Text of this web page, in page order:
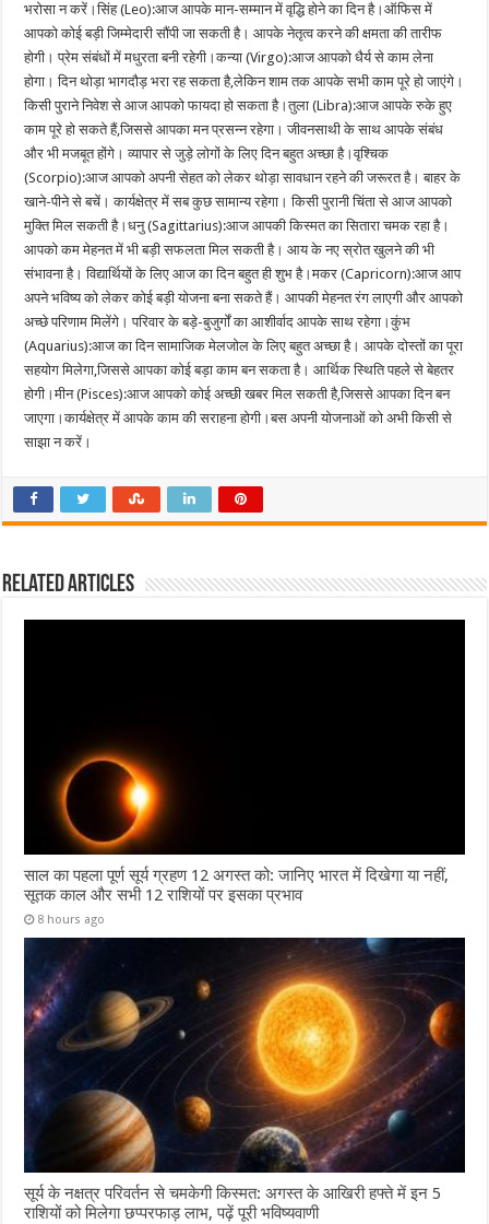
भरोसा न करें।सिंह (Leo):आज आपके मान-सम्मान में वृद्धि होने का दिन है।ऑफिस में
आपको कोई बड़ी जिम्मेदारी सौंपी जा सकती है। आपके नेतृत्व करने की क्षमता की तारीफ
होगी। प्रेम संबंधों में मधुरता बनी रहेगी।कन्या (Virgo):आज आपको धैर्य से काम लेना
होगा। दिन थोड़ा भागदौड़ भरा रह सकता है,लेकिन शाम तक आपके सभी काम पूरे हो जाएंगे।
किसी पुराने निवेश से आज आपको फायदा हो सकता है।तुला (Libra):आज आपके रुके हुए
काम पूरे हो सकते हैं,जिससे आपका मन प्रसन्न रहेगा। जीवनसाथी के साथ आपके संबंध
और भी मजबूत होंगे। व्यापार से जुड़े लोगों के लिए दिन बहुत अच्छा है।वृश्चिक
(Scorpio):आज आपको अपनी सेहत को लेकर थोड़ा सावधान रहने की जरूरत है। बाहर के
खाने-पीने से बचें। कार्यक्षेत्र में सब कुछ सामान्य रहेगा। किसी पुरानी चिंता से आज आपको
मुक्ति मिल सकती है।धनु (Sagittarius):आज आपकी किस्मत का सितारा चमक रहा है।
आपको कम मेहनत में भी बड़ी सफलता मिल सकती है। आय के नए स्रोत खुलने की भी
संभावना है। विद्यार्थियों के लिए आज का दिन बहुत ही शुभ है।मकर (Capricorn):आज आप
अपने भविष्य को लेकर कोई बड़ी योजना बना सकते हैं। आपकी मेहनत रंग लाएगी और आपको
अच्छे परिणाम मिलेंगे। परिवार के बड़े-बुजुर्गों का आशीर्वाद आपके साथ रहेगा।कुंभ
(Aquarius):आज का दिन सामाजिक मेलजोल के लिए बहुत अच्छा है। आपके दोस्तों का पूरा
सहयोग मिलेगा,जिससे आपका कोई बड़ा काम बन सकता है। आर्थिक स्थिति पहले से बेहतर
होगी।मीन (Pisces):आज आपको कोई अच्छी खबर मिल सकती है,जिससे आपका दिन बन
जाएगा।कार्यक्षेत्र में आपके काम की सराहना होगी।बस अपनी योजनाओं को अभी किसी से
साझा न करें।
Related Articles
साल का पहला पूर्ण सूर्य ग्रहण 12 अगस्त को: जानिए भारत में दिखेगा या नहीं,
सूतक काल और सभी 12 राशियों पर इसका प्रभाव
8 hours ago
सूर्य के नक्षत्र परिवर्तन से चमकेगी किस्मत: अगस्त के आखिरी हफ्ते में इन 5
राशियों को मिलेगा छप्परफाड़ लाभ, पढ़ें पूरी भविष्यवाणी